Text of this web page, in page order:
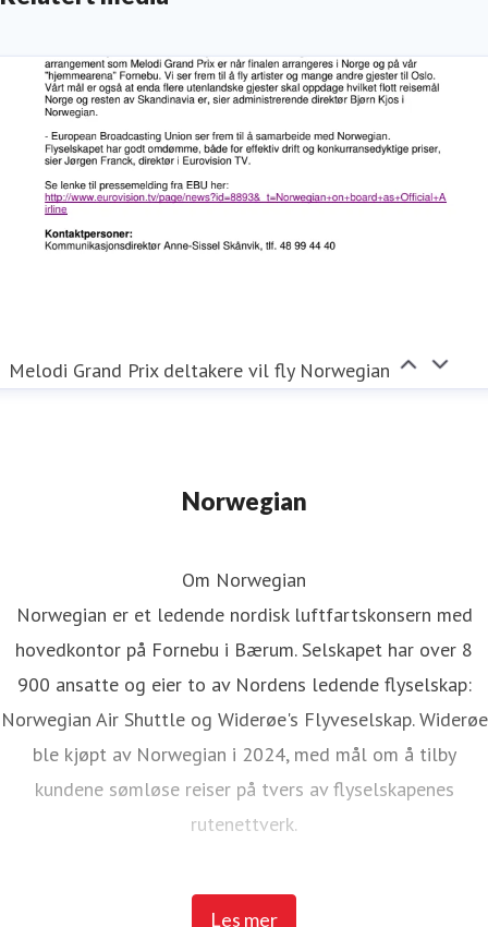
Melodi Grand Prix deltakere vil fly Norwegian
Norwegian
Les mer
Om Norwegian
Norwegian er et ledende nordisk luftfartskonsern med
hovedkontor på Fornebu i Bærum. Selskapet har over 8
900 ansatte og eier to av Nordens ledende flyselskap:
Norwegian Air Shuttle og Widerøe's Flyveselskap. Widerøe
ble kjøpt av Norwegian i 2024, med mål om å tilby
kundene sømløse reiser på tvers av flyselskapenes
rutenettverk.
Norwegian Air Shuttle har rundt 5 200 ansatte og tilbyr et